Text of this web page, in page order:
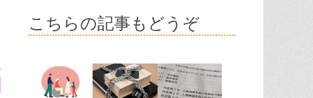
こちらの記事もどうぞ